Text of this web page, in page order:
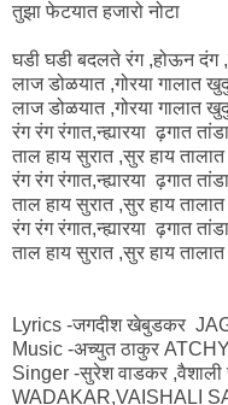
तुझा फेटयात हजारो नोटा
घडी घडी बदलते रंग ,होऊन दंग
लाज डोळयात ,गोरया गालात
लाज डोळयात ,गोरया गालात
रंग रंग रंगात,न्ह्यारया ढ़गात
ताल हाय सुरात ,सुर हाय
रंग रंग रंगात,न्ह्यारया ढ़गात
ताल हाय सुरात ,सुर हाय
रंग रंग रंगात,न्ह्यारया ढ़गात
ताल हाय सुरात ,सुर हाय
Lyrics -जगदीश खेबुडकर
Music -अच्युत ठाकुर
Singer -सुरेश वाडकर
WADAKAR,VAISHALI